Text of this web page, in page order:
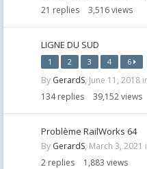
21 replies 3,516views
LIGNE DU SUD
1 2 3 4 6
By GerardS, June 11, 2018
134 replies 39,152views
Problème RailWorks 64
By GerardS, March 3, 2021
2 replies 1,883 views